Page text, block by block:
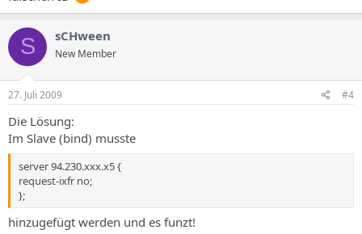
S sCHween
New Member
27. Juli 2009 #4
Die Lösung:
Im Slave (bind) musste
server 94.230.xxx.x5 {
request-ixfr no;
};
hinzugefügt werden und es funzt!